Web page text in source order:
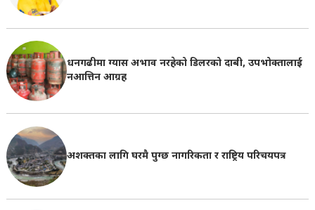
धनगढीमा ग्यास अभाव नरहेको डिलरको दाबी, उपभोक्तालाई
नआत्तिन आग्रह
अशक्तका लागि घरमै पुग्छ नागरिकता र राष्ट्रिय परिचयपत्र